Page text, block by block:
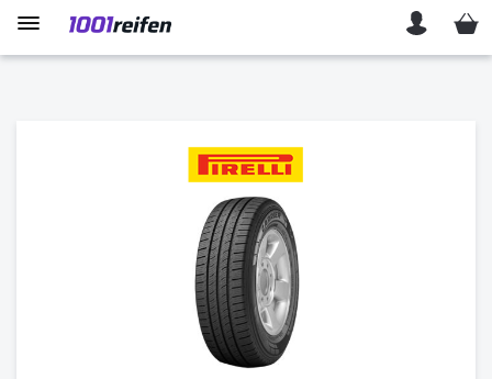
Mein